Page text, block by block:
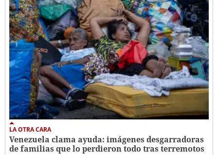
LA OTRA CARA
Venezuela clama ayuda: imágenes desgarradoras
de familias que lo perdieron todo tras terremotos